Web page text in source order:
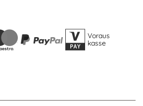
Voraus
kasse